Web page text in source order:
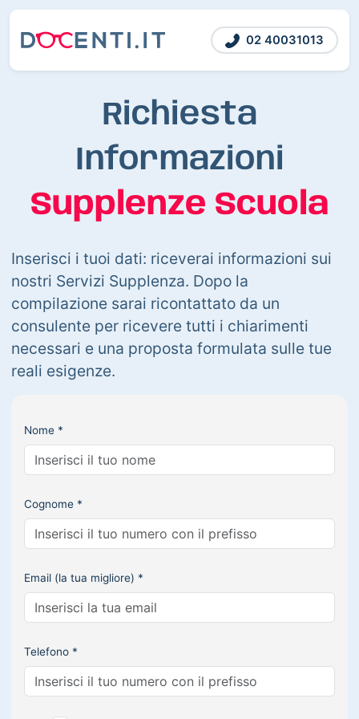
02 40031013
Richiesta
Informazioni
Supplenze Scuola
Inserisci i tuoi dati: riceverai informazioni sui
nostri Servizi Supplenza. Dopo la
compilazione sarai ricontattato da un
consulente per ricevere tutti i chiarimenti
necessari e una proposta formulata sulle tue
reali esigenze.
Nome *
Cognome *
Email (la tua migliore) *
Telefono *